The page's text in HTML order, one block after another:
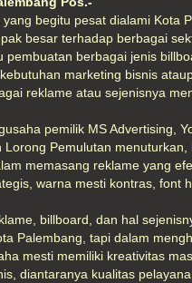
yang begitu pesat dialami Kota
besar terhadap berbagai
pembuatan berbagai jenis
marketing bisnis
reklame atau sejenisnya
pemilik MS Advertising,
Lorong Pemulutan
memasang reklame yang
warna mesti kontras, font
billboard, dan hal
Palembang, tapi dalam
mesti memiliki kreativitas
diantaranya kualitas